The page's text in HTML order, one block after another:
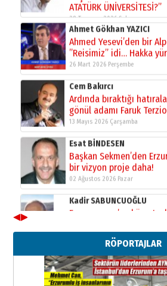
Erzurumspor’un köşe
29 Haziran 2026 Pazartesi
Kenan GÜLERCİ
Murat Şahsuvaroğlu
yönetimdekiler aşağı
çekmemeli!
17 Şubat 2026 SalıOrhan BOZKURT
Bir fotoğraf, bir şehir, bir
elinde?
31 Mart 2026 Salı
A. Berhan Yılmaz
BİR BÖLÜM DEĞİL, BİR
ATATÜRK ÜNİVERSİTESİ?”
28 Temmuz 2026 Salı
Ahmed Yesevi’den bir
”Reisimiz” idi… Hakka
26 Mart 2026 Perşembe
Cem Bakırcı
◀▶
RÖPORTAJLAR